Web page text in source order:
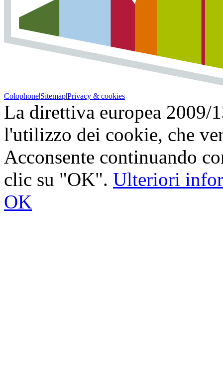
Colophone|Sitemap|Privacy & cookies
La direttiva europea 2009/
l'utilizzo dei cookie, che
Acconsente continuando
clic su "OK". Ulteriori
OK